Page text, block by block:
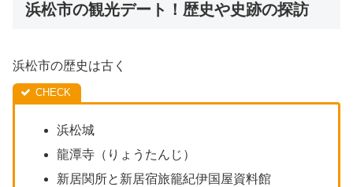
浜松市の観光デート！歴史や史跡の探訪
浜松市の歴史は古く
浜松城
龍潭寺（りょうたんじ）
新居関所と新居宿旅籠紀伊国屋資料館